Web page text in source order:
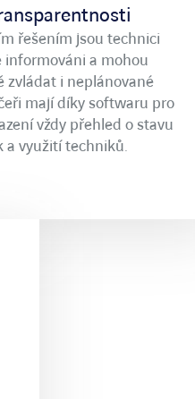
řešením jsou technici
informováni a mohou
zvládat i neplánované
mají díky softwaru pro
vždy přehled o stavu
a využití techniků.